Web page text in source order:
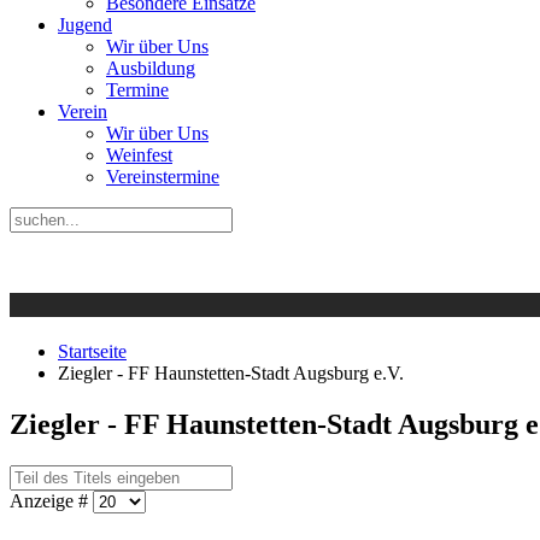
Jugend
Wir über Uns
Ausbildung
Termine
Verein
Wir über Uns
Weinfest
Vereinstermine
Startseite
Ziegler - FF Haunstetten-Stadt Augsburg e.V.
Ziegler - FF Haunstetten-Stadt Augsburg
Anzeige #